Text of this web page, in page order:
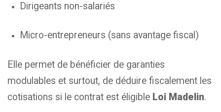
Dirigeants non-salariés
Micro-entrepreneurs (sans avantage fiscal)
Elle permet de bénéficier de garanties
modulables et surtout, de déduire fiscalement les
cotisations si le contrat est éligible Loi Madelin.